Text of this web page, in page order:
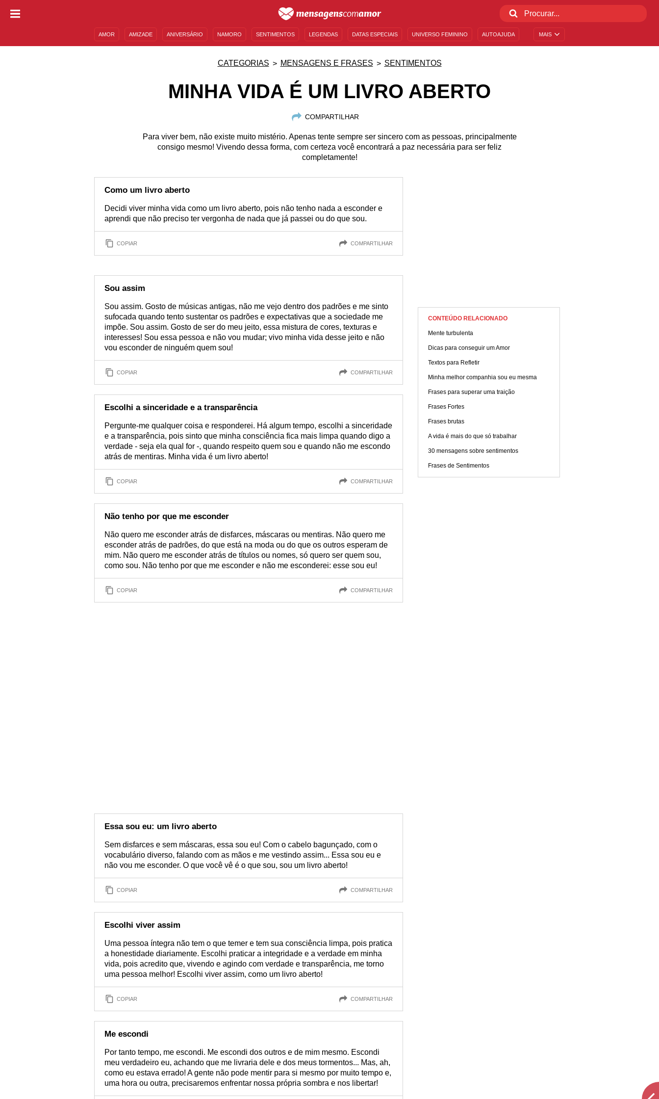
MAIS
AMOR AMIZADE ANIVERSÁRIO NAMORO SENTIMENTOS LEGENDAS DATAS ESPECIAIS UNIVERSO FEMININO AUTOAJUDA
CATEGORIAS MENSAGENS E FRASES SENTIMENTOS
MINHA VIDA É UM LIVRO ABERTO
COMPARTILHAR
Para viver bem, não existe muito mistério. Apenas tente sempre ser sincero com as pessoas, principalmente
consigo mesmo! Vivendo dessa forma, com certeza você encontrará a paz necessária para ser feliz
completamente!
Como um livro aberto
Decidi viver minha vida como um livro aberto, pois não tenho nada a esconder e
aprendi que não preciso ter vergonha de nada que já passei ou do que sou.
COPIAR COMPARTILHAR
Sou assim
Sou assim. Gosto de músicas antigas, não me vejo dentro dos padrões e me sinto
sufocada quando tento sustentar os padrões e expectativas que a sociedade me
impõe. Sou assim. Gosto de ser do meu jeito, essa mistura de cores, texturas e
interesses! Sou essa pessoa e não vou mudar; vivo minha vida desse jeito e não
vou esconder de ninguém quem sou!
COPIAR COMPARTILHAR
Escolhi a sinceridade e a transparência
Pergunte-me qualquer coisa e responderei. Há algum tempo, escolhi a sinceridade
e a transparência, pois sinto que minha consciência fica mais limpa quando digo a
verdade - seja ela qual for -, quando respeito quem sou e quando não me escondo
atrás de mentiras. Minha vida é um livro aberto!
COPIAR COMPARTILHAR
Não tenho por que me esconder
Não quero me esconder atrás de disfarces, máscaras ou mentiras. Não quero me
esconder atrás de padrões, do que está na moda ou do que os outros esperam de
mim. Não quero me esconder atrás de títulos ou nomes, só quero ser quem sou,
como sou. Não tenho por que me esconder e não me esconderei: esse sou eu!
COPIAR COMPARTILHAR
Essa sou eu: um livro aberto
Sem disfarces e sem máscaras, essa sou eu! Com o cabelo bagunçado, com o
vocabulário diverso, falando com as mãos e me vestindo assim... Essa sou eu e
não vou me esconder. O que você vê é o que sou, sou um livro aberto!
COPIAR COMPARTILHAR
Escolhi viver assim
Uma pessoa íntegra não tem o que temer e tem sua consciência limpa, pois pratica
a honestidade diariamente. Escolhi praticar a integridade e a verdade em minha
vida, pois acredito que, vivendo e agindo com verdade e transparência, me torno
uma pessoa melhor! Escolhi viver assim, como um livro aberto!
COPIAR COMPARTILHAR
Me escondi
Por tanto tempo, me escondi. Me escondi dos outros e de mim mesmo. Escondi
meu verdadeiro eu, achando que me livraria dele e dos meus tormentos... Mas, ah,
como eu estava errado! A gente não pode mentir para si mesmo por muito tempo e,
uma hora ou outra, precisaremos enfrentar nossa própria sombra e nos libertar!
CONTEÚDO RELACIONADO
Mente turbulenta
Dicas para conseguir um Amor
Textos para Refletir
Minha melhor companhia sou eu mesma
Frases para superar uma traição
Frases Fortes
Frases brutas
A vida é mais do que só trabalhar
30 mensagens sobre sentimentos
Frases de Sentimentos